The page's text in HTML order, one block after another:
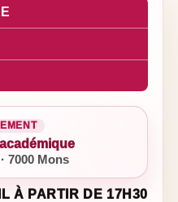
7000 Mons
À PARTIR DE 17H30